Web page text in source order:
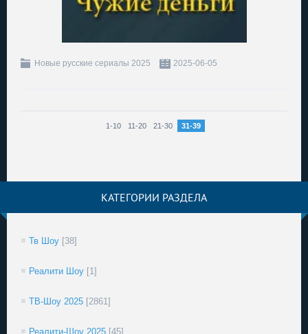
Новые русские сериалы 2025 2025-06-05
1-10 11-20 21-30 31-39
КАТЕГОРИИ РАЗДЕЛА
Тв Шоу [38]
Реалити Шоу [1]
ТВ-Шоу 2025 [2861]
Реалити-Шоу 2025 [45]